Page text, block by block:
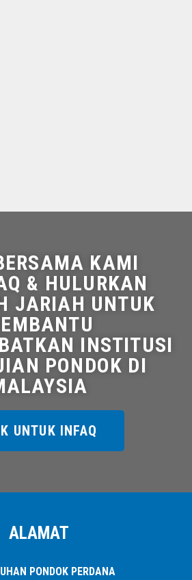
KAMI
& HULURKAN
JARIAH UNTUK
INSTITUSI
PONDOK DI
UNTUK INFAQ
ALAMAT
PONDOK PERDANA